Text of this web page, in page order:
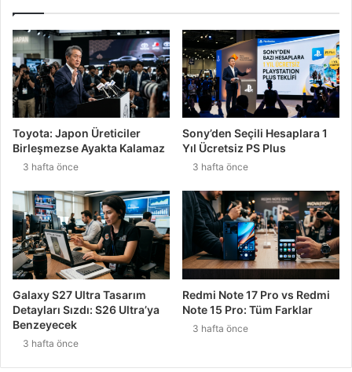
Toyota: Japon Üreticiler
Birleşmezse Ayakta Kalamaz
3 hafta önce
Sony’den Seçili Hesaplara 1
Yıl Ücretsiz PS Plus
3 hafta önce
Galaxy S27 Ultra Tasarım
Detayları Sızdı: S26 Ultra’ya
Benzeyecek
3 hafta önce
Redmi Note 17 Pro vs Redmi
Note 15 Pro: Tüm Farklar
3 hafta önce